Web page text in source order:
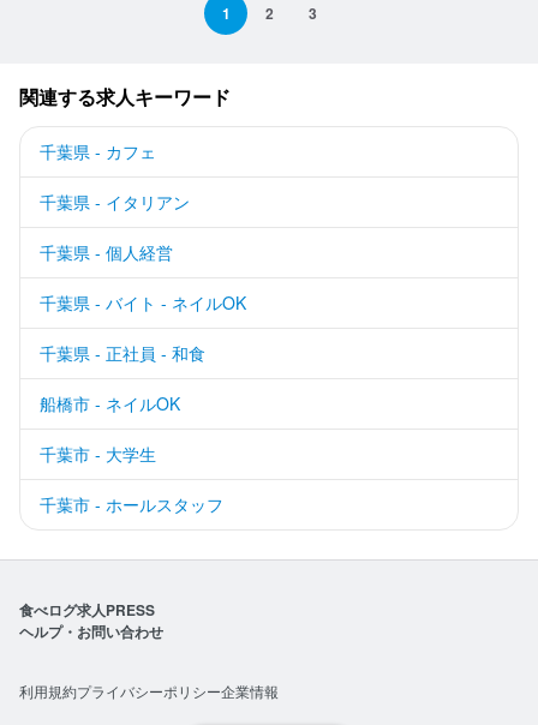
1 2 3
関連する求人キーワード
千葉県 - カフェ
千葉県 - イタリアン
千葉県 - 個人経営
千葉県 - バイト - ネイルOK
千葉県 - 正社員 - 和食
船橋市 - ネイルOK
千葉市 - 大学生
千葉市 - ホールスタッフ
食べログ求人PRESS
ヘルプ・お問い合わせ
利用規約プライバシーポリシー企業情報